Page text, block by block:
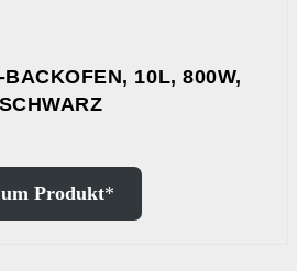
10L, 800W,
SCHWARZ
Produkt*